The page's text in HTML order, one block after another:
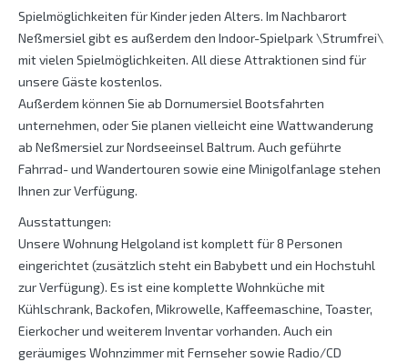
Spielmöglichkeiten für Kinder jeden Alters. Im Nachbarort
Neßmersiel gibt es außerdem den Indoor-Spielpark \Strumfrei\
mit vielen Spielmöglichkeiten. All diese Attraktionen sind für
unsere Gäste kostenlos.
Außerdem können Sie ab Dornumersiel Bootsfahrten
unternehmen, oder Sie planen vielleicht eine Wattwanderung
ab Neßmersiel zur Nordseeinsel Baltrum. Auch geführte
Fahrrad- und Wandertouren sowie eine Minigolfanlage stehen
Ihnen zur Verfügung.
Ausstattungen:
Unsere Wohnung Helgoland ist komplett für 8 Personen
eingerichtet (zusätzlich steht ein Babybett und ein Hochstuhl
zur Verfügung). Es ist eine komplette Wohnküche mit
Kühlschrank, Backofen, Mikrowelle, Kaffeemaschine, Toaster,
Eierkocher und weiterem Inventar vorhanden. Auch ein
geräumiges Wohnzimmer mit Fernseher sowie Radio/CD